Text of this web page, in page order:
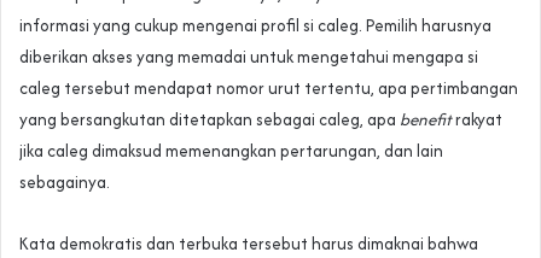
informasi yang cukup mengenai profil si caleg. Pemilih harusnya
diberikan akses yang memadai untuk mengetahui mengapa si
caleg tersebut mendapat nomor urut tertentu, apa pertimbangan
yang bersangkutan ditetapkan sebagai caleg, apa benefitrakyat
jika caleg dimaksud memenangkan pertarungan, dan lain
sebagainya.
Kata demokratis dan terbuka tersebut harus dimaknai bahwa